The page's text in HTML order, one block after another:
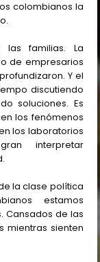
colombianos la
las familias. La
de empresarios
Y el
discutiendo
soluciones. Es
los fenómenos
los laboratorios
interpretar
la clase política
estamos
Cansados de las
mientras sienten